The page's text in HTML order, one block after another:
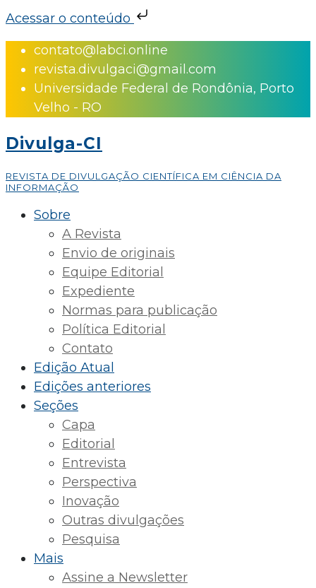
Acessar o conteúdo
Skip
content
contato@labci.online
revista.divulgaci@gmail.com
Universidade Federal de Rondônia, Porto
Velho - RO
Divulga-CI
REVISTA DE DIVULGAÇÃO CIENTÍFICA EM CIÊNCIA DA
INFORMAÇÃO
Sobre
A Revista
Envio de originais
Equipe Editorial
Expediente
Normas para publicação
Política Editorial
Contato
Edição Atual
Edições anteriores
Seções
Capa
Editorial
Entrevista
Perspectiva
Inovação
Outras divulgações
Pesquisa
Mais
Assine a Newsletter